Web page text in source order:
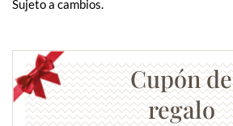
Sujeto a cambios.
Cupón de
regalo